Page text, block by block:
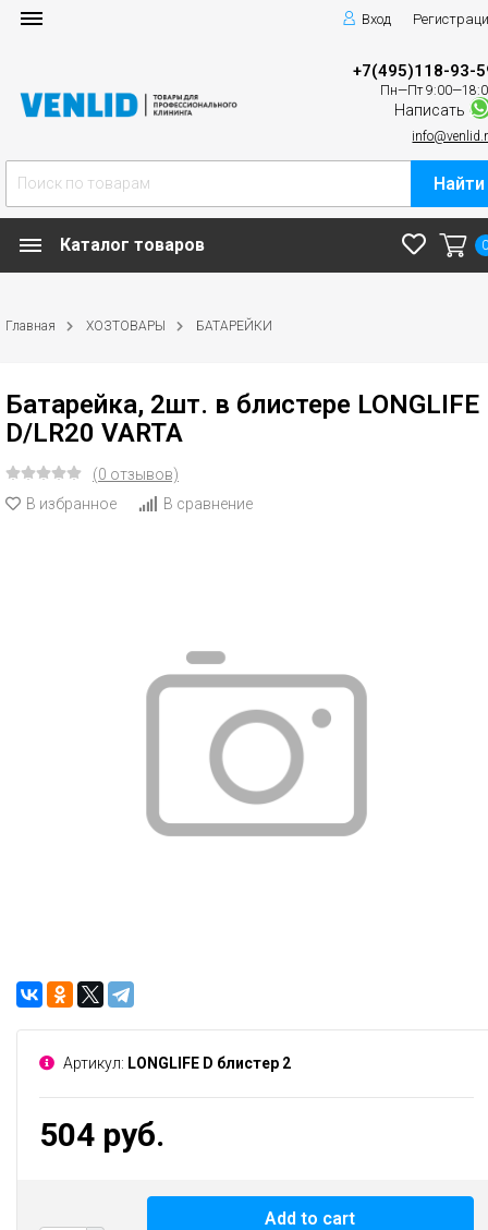
Вход
+7(495)118-93-
Пн—Пт
Написать
Найти
Каталог товаров
Главная ХОЗТОВАРЫ БАТАРЕЙКИ
Батарейка, 2шт. в блистере LONGLIFE
D/LR20 VARTA
(0 отзывов)
В избранное
В сравнение
Артикул: LONGLIFE D блистер 2
504 руб.
Add to cart